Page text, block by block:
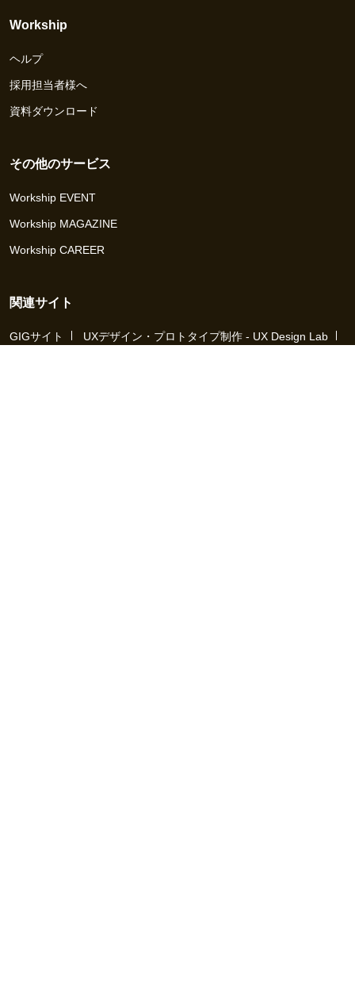
Workship
ヘルプ
採用担当者様へ
資料ダウンロード
その他のサービス
Workship EVENT
Workship MAGAZINE
Workship CAREER
関連サイト
GIGサイト
UXデザイン・プロトタイプ制作 - UX Design Lab